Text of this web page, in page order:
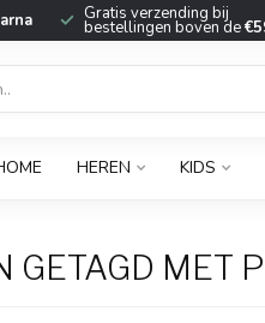
Gratis verzending bij
bestellingen boven de
HEREN KIDS
GETAGD MET